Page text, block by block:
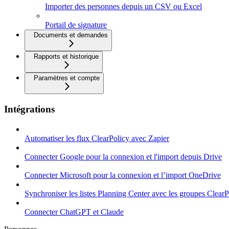
Importer des personnes depuis un CSV ou Excel
Portail de signature
Documents et demandes
Rapports et historique
Paramètres et compte
Intégrations
Automatiser les flux ClearPolicy avec Zapier
Connecter Google pour la connexion et l'import depuis Drive
Connecter Microsoft pour la connexion et l’import OneDrive
Synchroniser les listes Planning Center avec les groupes
Connecter ChatGPT et Claude